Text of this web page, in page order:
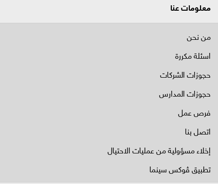
معلومات عنا
من نحن
اسئلة مكررة
حجوزات الشركات
حجوزات المدارس
فرص عمل
اتصل بنا
إخلاء مسؤولية من عمليات الاحتيال
تطبيق ڤوكس سينما